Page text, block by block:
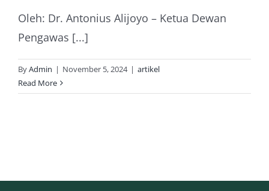
Oleh: Dr. Antonius Alijoyo – Ketua Dewan
Pengawas [...]
ByAdmin | November 5, 2024 | artikel
Read More